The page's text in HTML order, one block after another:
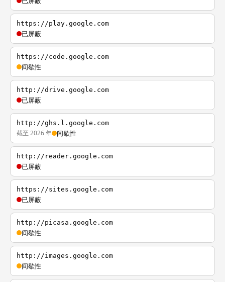
https://play.google.com
已屏蔽
https://code.google.com
间歇性
http://drive.google.com
已屏蔽
http://ghs.l.google.com
截至 2026 年 间歇性
http://reader.google.com
已屏蔽
https://sites.google.com
已屏蔽
http://picasa.google.com
间歇性
http://images.google.com
间歇性